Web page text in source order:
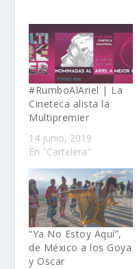
#RumboAlAriel | La
Cineteca alista la
Multipremier
14 junio, 2019
En "Cartelera"
“Ya No Estoy Aquí”,
de México a los Goya
y Oscar